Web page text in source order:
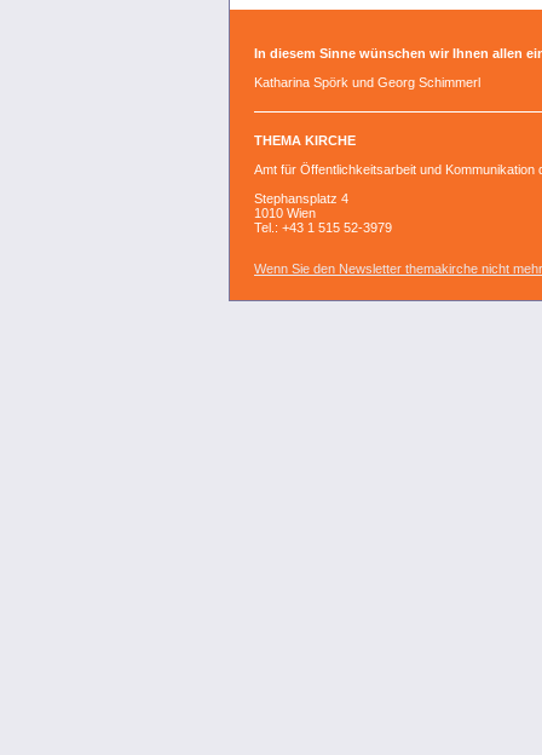
In diesem Sinne wünschen wir Ihnen allen
Katharina Spörk und Georg Schimmerl
THEMA KIRCHE
Amt für Öffentlichkeitsarbeit und Kommunikation
Stephansplatz 4
1010 Wien
Tel.: +43 1 515 52-3979
Wenn Sie den Newsletter themakirche nicht